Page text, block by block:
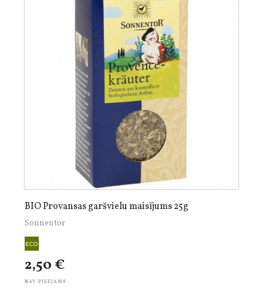
BIO Provansas garšvielu maisījums 25g
Sonnentor
2,50 €
NAV PIEEJAMS